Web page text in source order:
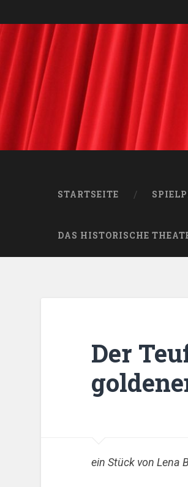
STARTSEITE
DAS HISTORISCHE
Der
ein Stück von Lena